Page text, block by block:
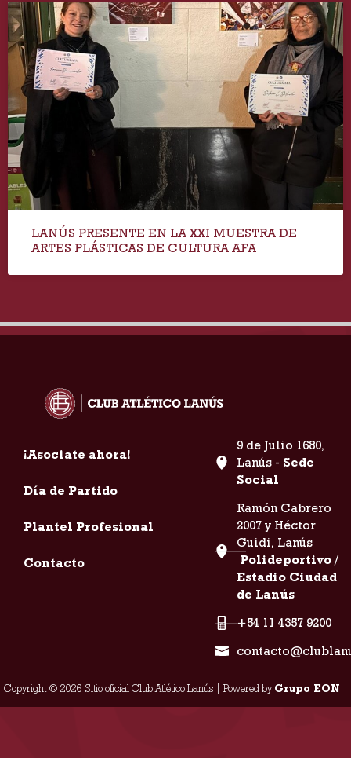
LANÚS PRESENTE EN LA XXI MUESTRA DE
ARTES PLÁSTICAS DE CULTURA AFA
¡Asociate ahora!
Día de Partido
Plantel Profesional
Contacto
9 de Julio 1680,
Lanús - Sede
Social
Ramón Cabrero
2007 y Héctor
Guidi, Lanús
Polideportivo /
Estadio Ciudad
de Lanús
+54 11 4357 9200
Copyright © 2026 Sitio oficial Club Atlético Lanús | Powered byGrupo EON